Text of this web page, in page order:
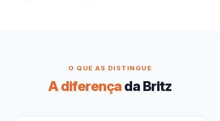
O QUE AS DISTINGUE
A diferença da Britz